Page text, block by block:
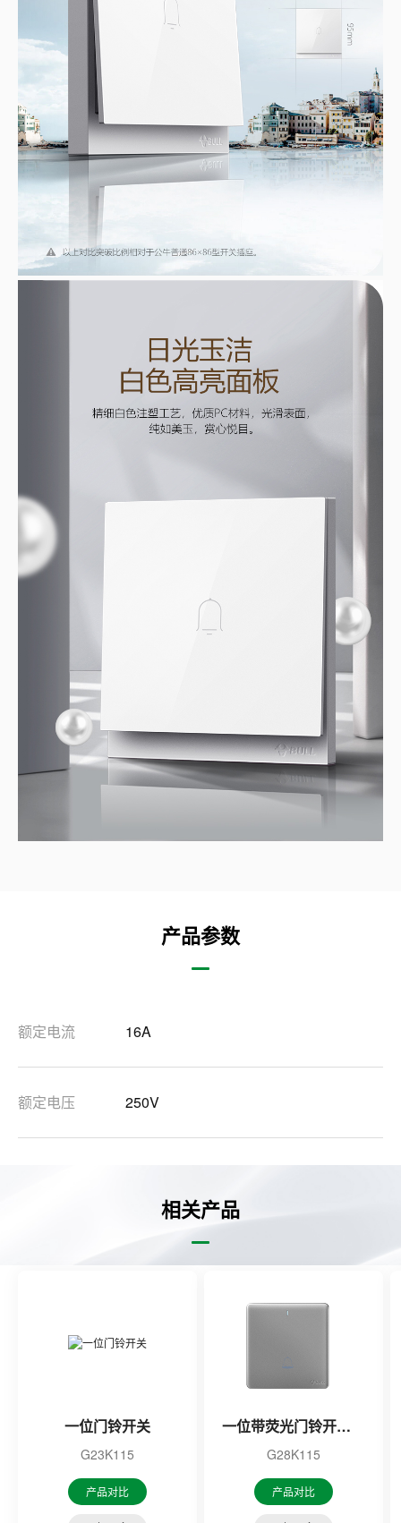
产品参数
额定电流 16A
额定电压 250V
相关产品
一位门铃开关
G23K115
产品对比
一位带荧光门铃开关（灰色）
G28K115
产品对比